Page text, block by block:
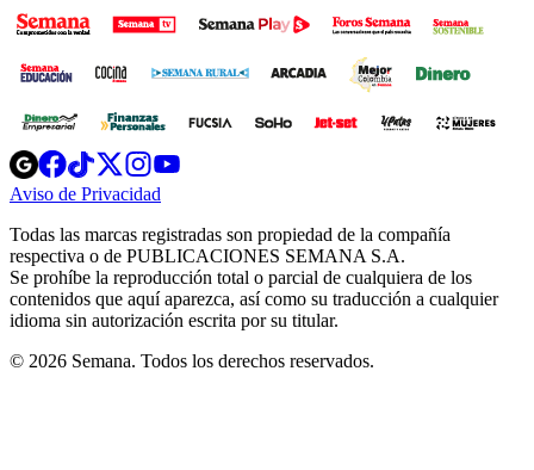
Opens
in
new
Opens
in
new
Opens
in
new
window
Opens
new
windowwindow
Aviso de Privacidad
new
window
Todas las marcas registradas son propiedad de la compañía
respectiva o de PUBLICACIONES SEMANA S.A.
Se prohíbe la reproducción total o parcial de cualquiera de los
contenidos que aquí aparezca, así como su traducción a cualquier
idioma sin autorización escrita por su titular.
© 2026 Semana. Todos los derechos reservados.